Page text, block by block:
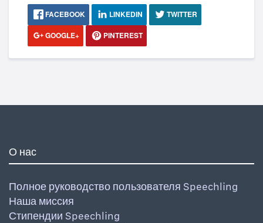
FACEBOOK LINKEDIN
TWITTER
GOOGLE+
PINTEREST
О нас
Полное руководство пользователя Speechling
Наша миссия
Стипендии Speechling